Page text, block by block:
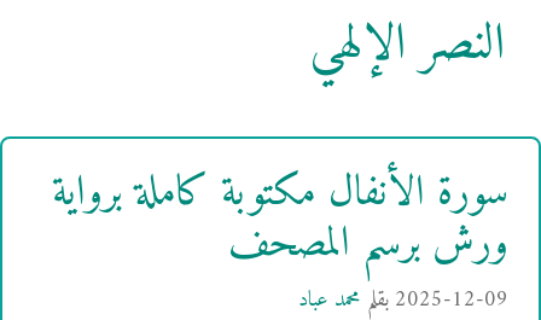
النصر الإلهي
سورة الأنفال مكتوبة كاملة برواية
ورش برسم المصحف
2025-12-09بقلم محمد عباد